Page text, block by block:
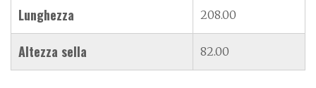
Lunghezza 208.00
Altezza sella 82.00